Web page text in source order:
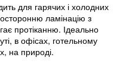
для гарячих і холодних
ламінацію з
протіканню. Ідеально
в офісах, готельному
на природі.